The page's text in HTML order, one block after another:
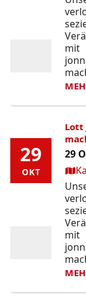
mit
29
OKT
29
OKT
Lott
29
Ort:
mit